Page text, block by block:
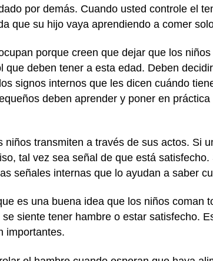
por demás. Cuando usted controle el
que su hijo vaya aprendiendo a comer
porque creen que dejar que los
que deben tener a esta edad. Deben
signos internos que les dicen cuándo
deben aprender y poner en
niños transmiten a través de sus actos. Si
tal vez sea señal de que está
señales internas que lo ayudan a saber
es una buena idea que los niños coman
siente tener hambre o estar satisfecho.
importantes.